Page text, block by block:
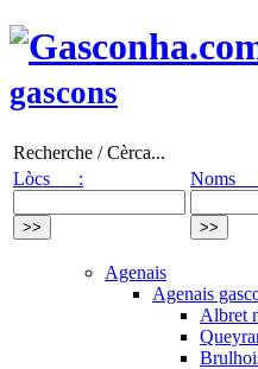
gascons
Recherche / Cèrca...
Lòcs :
Noms
Agenais
Agenais
Albret